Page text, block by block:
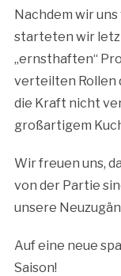
Nachdem wir
starteten wir
„ernsthaften“
verteilten Rollen
die Kraft nicht
großartigem
Wir freuen uns,
von der Partie
unsere
Auf eine neue
Saison!